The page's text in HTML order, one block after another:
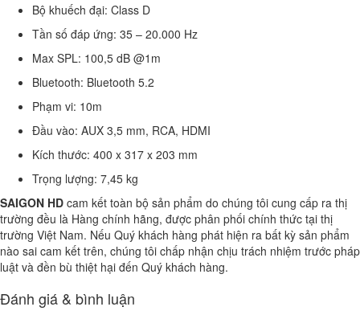
Bộ khuếch đại: Class D
Tần số đáp ứng: 35 – 20.000 Hz
Max SPL: 100,5 dB @1m
Bluetooth: Bluetooth 5.2
Phạm vi: 10m
Đầu vào: AUX 3,5 mm, RCA, HDMI
Kích thước: 400 x 317 x 203 mm
Trọng lượng: 7,45 kg
SAIGON HD cam kết toàn bộ sản phẩm do chúng tôi cung cấp ra thị
trường đều là Hàng chính hãng, được phân phối chính thức tại thị
trường Việt Nam. Nếu Quý khách hàng phát hiện ra bất kỳ sản phẩm
nào sai cam kết trên, chúng tôi chấp nhận chịu trách nhiệm trước pháp
luật và đền bù thiệt hại đến Quý khách hàng.
Đánh giá & bình luận